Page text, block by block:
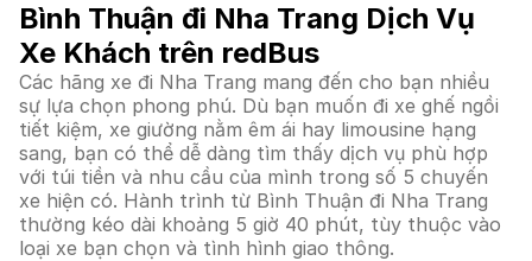
Bình Thuận đi Nha Trang Dịch Vụ
Xe Khách trên redBus
Các hãng xe đi Nha Trang mang đến cho bạn nhiều
sự lựa chọn phong phú. Dù bạn muốn đi xe ghế ngồi
tiết kiệm, xe giường nằm êm ái hay limousine hạng
sang, bạn có thể dễ dàng tìm thấy dịch vụ phù hợp
với túi tiền và nhu cầu của mình trong số 5 chuyến
xe hiện có. Hành trình từ Bình Thuận đi Nha Trang
thường kéo dài khoảng 5 giờ 40 phút, tùy thuộc vào
loại xe bạn chọn và tình hình giao thông.